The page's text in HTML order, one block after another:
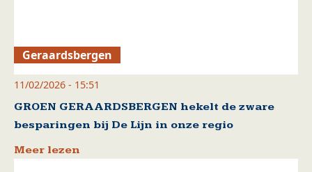
Geraardsbergen
11/02/2026 - 15:51
GROEN GERAARDSBERGEN hekelt de zware
besparingen bij De Lijn in onze regio
Meer lezen